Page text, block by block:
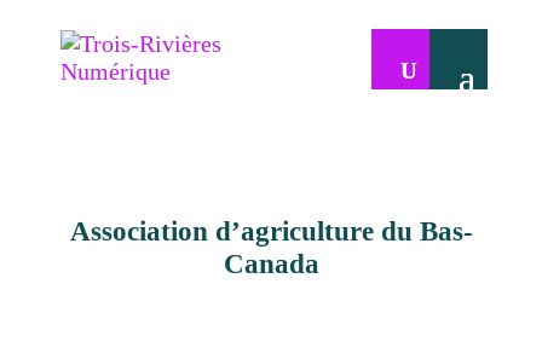
Association d’agriculture du Bas-
Canada